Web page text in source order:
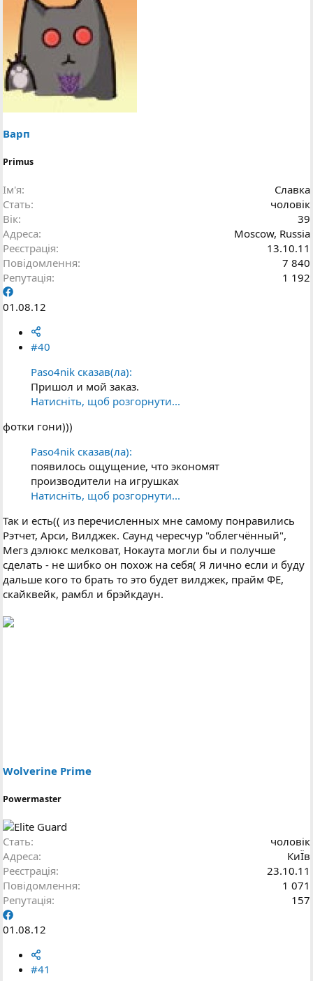
Варп
Primus
Ім'я
Славка
Стать
чоловік
Вік
39
Адреса
Moscow, Russia
Реєстрація
13.10.11
Повідомлення
7 840
Репутація
1 192
01.08.12
#40
Paso4nik сказав(ла):
Пришол и мой заказ.
Натисніть, щоб розгорнути...
фотки гони)))
Paso4nik сказав(ла):
появилось ощущение, что экономят
производители на игрушках
Натисніть, щоб розгорнути...
Так и есть(( из перечисленных мне самому понравились
Рэтчет, Арси, Вилджек. Саунд чересчур "облегчённый",
Мегз дэлюкс мелковат, Нокаута могли бы и получше
сделать - не шибко он похож на себя( Я лично если и буду
дальше кого то брать то это будет вилджек, прайм ФЕ,
скайквейк, рамбл и брэйкдаун.
Wolverine Prime
Powermaster
Стать
чоловік
Адреса
КиЇв
Реєстрація
23.10.11
Повідомлення
1 071
Репутація
157
01.08.12
#41